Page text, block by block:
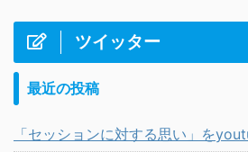
ツイッター
最近の投稿
「セッションに対する思い」を